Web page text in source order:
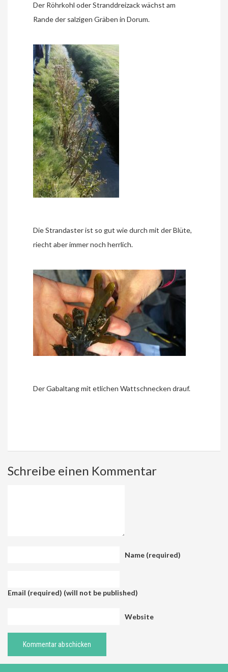
Der Röhrkohl oder Stranddreizack wächst am
Rande der salzigen Gräben in Dorum.
Die Strandaster ist so gut wie durch mit der Blüte,
riecht aber immer noch herrlich.
Der Gabaltang mit etlichen Wattschnecken drauf.
Schreibe einen Kommentar
Name (required)
Email (required) (will not be published)
Website